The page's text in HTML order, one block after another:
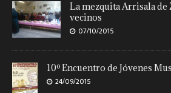
La mezquita Arrisala de
vecinos
07/10/2015
10º Encuentro de Jóvenes
24/09/2015